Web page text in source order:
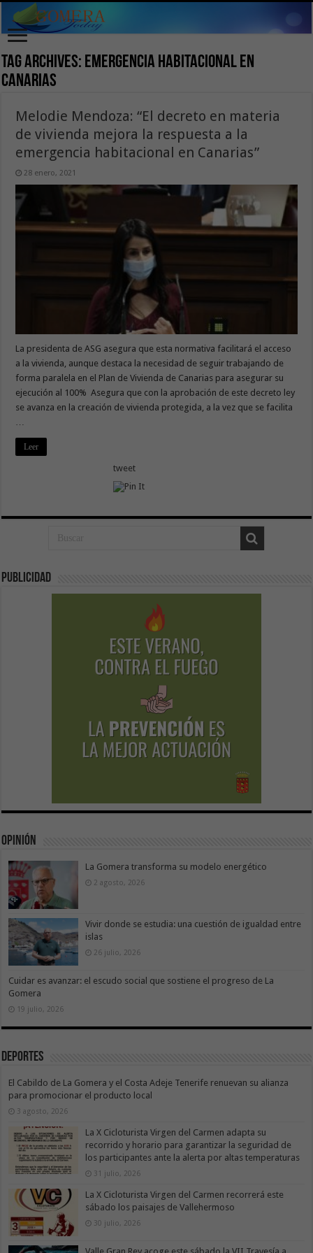
Tag Archives: emergencia habitacional en
Canarias
Melodie Mendoza: “El decreto en materia
de vivienda mejora la respuesta a la
emergencia habitacional en Canarias”
28 enero, 2021
La presidenta de ASG asegura que esta normativa facilitará el acceso
a la vivienda, aunque destaca la necesidad de seguir trabajando de
forma paralela en el Plan de Vivienda de Canarias para asegurar su
ejecución al 100% Asegura que con la aprobación de este decreto ley
se avanza en la creación de vivienda protegida, a la vez que se facilita
…
Leer
tweet
Publicidad
Opinión
La Gomera transforma su modelo energético
2 agosto, 2026
Vivir donde se estudia: una cuestión de igualdad entre
islas
26 julio, 2026
Cuidar es avanzar: el escudo social que sostiene el progreso de La
Gomera
19 julio, 2026
Deportes
El Cabildo de La Gomera y el Costa Adeje Tenerife renuevan su alianza
para promocionar el producto local
3 agosto, 2026
La X Cicloturista Virgen del Carmen adapta su
recorrido y horario para garantizar la seguridad de
los participantes ante la alerta por altas temperaturas
31 julio, 2026
La X Cicloturista Virgen del Carmen recorrerá este
sábado los paisajes de Vallehermoso
30 julio, 2026